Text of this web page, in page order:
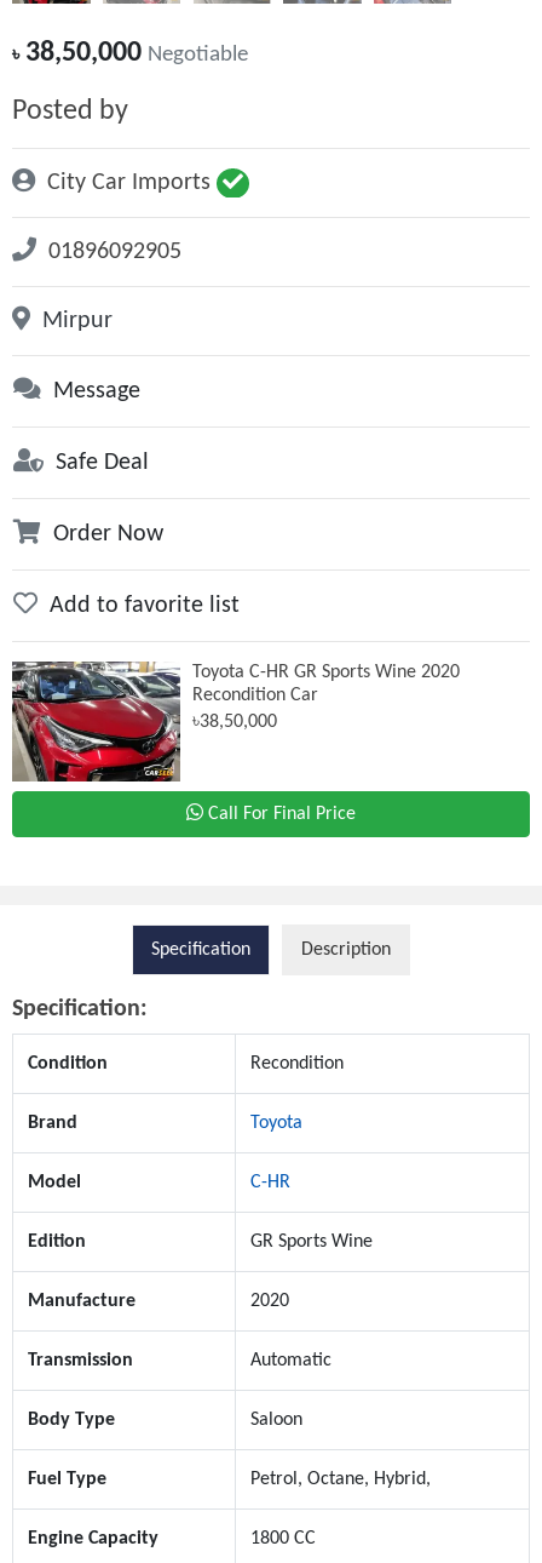
৳38,50,000 Negotiable
Posted by
City Car Imports
01896092905
Mirpur
Message
Safe Deal
Order Now
Add to favorite list
Toyota C-HR GR Sports Wine 2020
Recondition Car
৳38,50,000
Call For Final Price
Specification Description
Specification:
Condition Recondition
Brand Toyota
Model C-HR
Edition GR Sports Wine
Manufacture 2020
Transmission Automatic
Body Type Saloon
Fuel Type Petrol, Octane, Hybrid,
Engine Capacity 1800 CC